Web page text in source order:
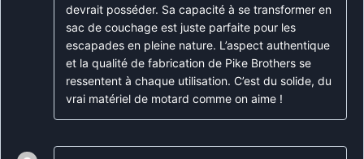
devrait posséder. Sa capacité à se transformer en
sac de couchage est juste parfaite pour les
escapades en pleine nature. L’aspect authentique
et la qualité de fabrication de Pike Brothers se
ressentent à chaque utilisation. C’est du solide, du
vrai matériel de motard comme on aime !